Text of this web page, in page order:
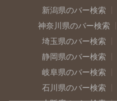
新潟県のバー検索
神奈川県のバー検索
埼玉県のバー検索
静岡県のバー検索
岐阜県のバー検索
石川県のバー検索